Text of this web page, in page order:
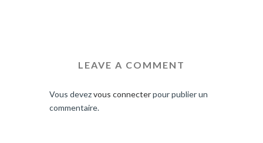
LEAVE A COMMENT
Vous devezvous connecterpour publier un
commentaire.